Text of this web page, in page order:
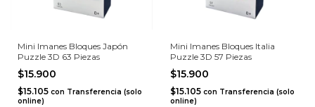
Mini Imanes Bloques Japón
Puzzle 3D 63 Piezas
$15.900
$15.105 con Transferencia (solo
online)
Mini Imanes Bloques Italia
Puzzle 3D 57 Piezas
$15.900
$15.105 con Transferencia (solo
online)